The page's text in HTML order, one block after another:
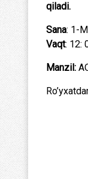
qiladi.
Sana: 1-
Vaqt: 12:
Manzil: